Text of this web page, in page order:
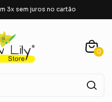
3x sem juros no cartão
0